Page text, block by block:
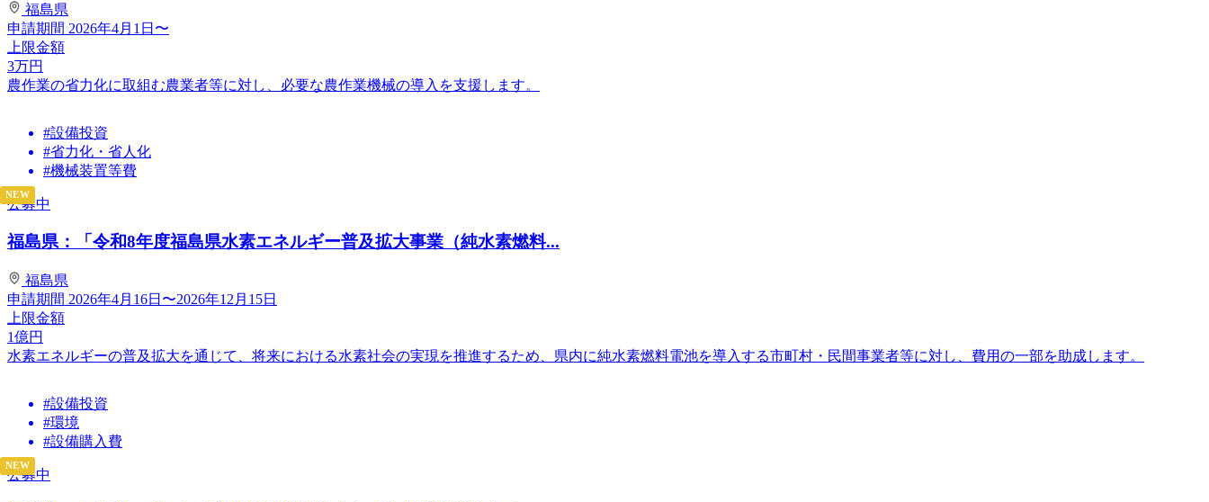
福島県
申請期間 2026年4月1日〜
上限金額
3万円
農作業の省力化に取組む農業者等に対し、必要な農作業機械の導入を支援します。
#設備投資
#省力化・省人化
#機械装置等費
NEW
公募中
福島県：「令和8年度福島県水素エネルギー普及拡大事業（純水素燃料...
福島県
申請期間 2026年4月16日〜2026年12月15日
上限金額
1億円
水素エネルギーの普及拡大を通じて、将来における水素社会の実現を推進するため、県内に純水素燃料電池を導入する市町村・民間事業者等に対し、費用の一部を助成します。
#設備投資
#環境
#設備購入費
NEW
公募中